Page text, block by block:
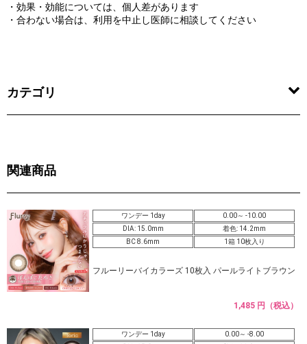
・効果・効能については、個人差があります
・合わない場合は、利用を中止し医師に相談してください
カテゴリ
関連商品
ワンデー 1day
0.00～ -10.00
DIA: 15.0mm
着色: 14.2mm
BC 8.6mm
1箱 10枚入り
フルーリーバイカラーズ 10枚入 パールライトブラウン
1,485 円（税込）
ワンデー 1day
0.00～ -8.00